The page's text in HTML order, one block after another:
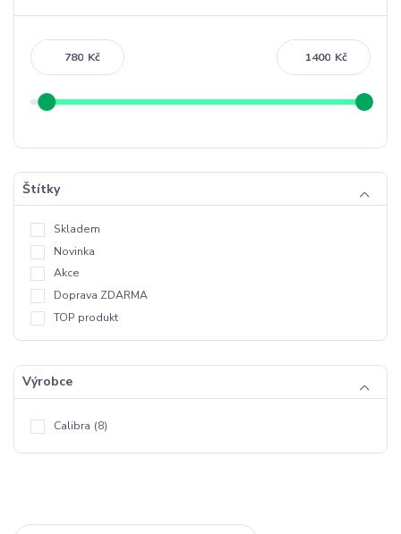
Kč Kč
Štítky
Skladem
Novinka
Akce
Doprava ZDARMA
TOP produkt
Výrobce
Calibra (8)